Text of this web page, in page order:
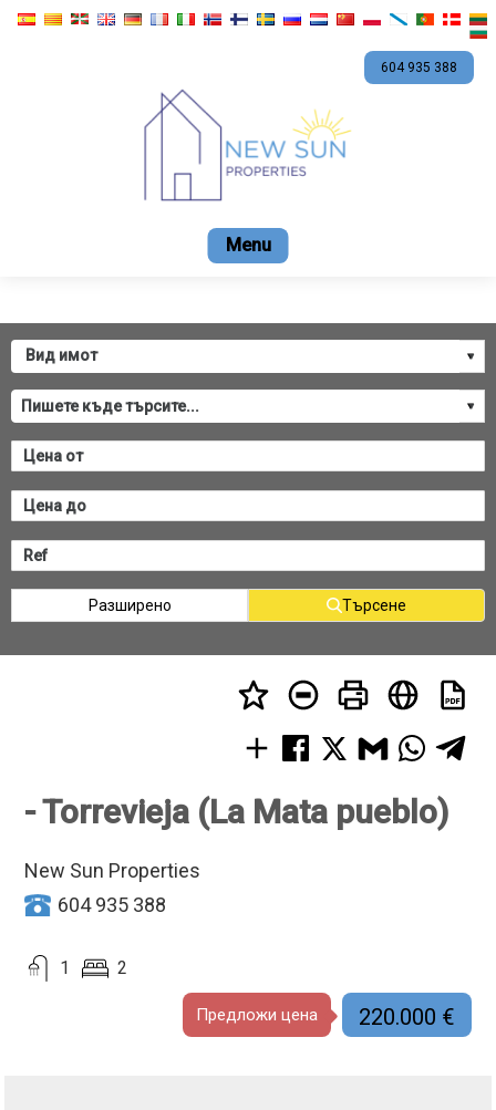
604 935 388
Продажба Наем
Разширено Търсене
- Torrevieja (La Mata pueblo)
New Sun Properties
604 935 388
1 2
Предложи цена 220.000 €